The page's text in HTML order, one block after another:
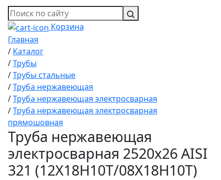
Корзина
Главная
/ Каталог
/Трубы
/Трубы стальные
/Труба нержавеющая
/Труба нержавеющая электросварная
/Труба нержавеющая электросварная
прямошовная
Труба нержавеющая
электросварная 2520х26 AISI
321 (12Х18Н10Т/08Х18Н10Т)